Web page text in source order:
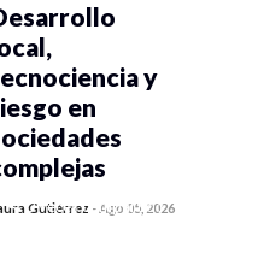
0 veces compartido
y
en
Gutiérrez -Ago 05, 2026